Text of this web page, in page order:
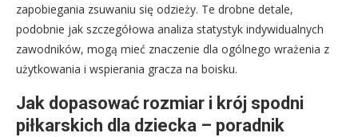
zapobiegania zsuwaniu się odzieży. Te drobne detale,
podobnie jak szczegółowa analiza statystyk indywidualnych
zawodników, mogą mieć znaczenie dla ogólnego wrażenia z
użytkowania i wspierania gracza na boisku.
Jak dopasować rozmiar i krój spodni
piłkarskich dla dziecka – poradnik